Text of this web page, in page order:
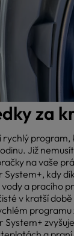
za
rychlý program,
Již
na vaše
System+, kdy
a pracího
v kratší
programu
System+